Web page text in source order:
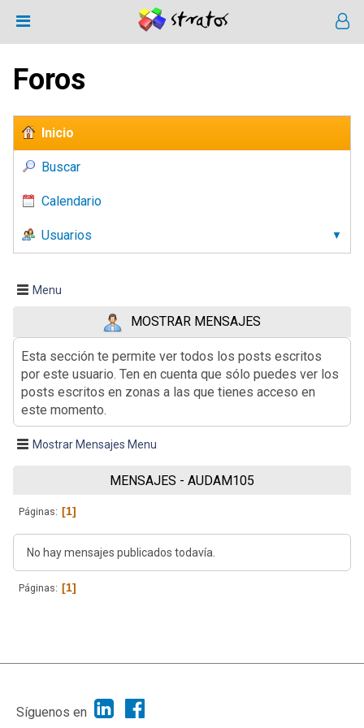
Foros
Inicio
Buscar
Calendario
Usuarios
Menu
MOSTRAR MENSAJES
Esta sección te permite ver todos los posts escritos
por este usuario. Ten en cuenta que sólo puedes ver los
posts escritos en zonas a las que tienes acceso en
este momento.
Mostrar Mensajes Menu
MENSAJES - AUDAM105
Páginas 1
No hay mensajes publicados todavía.
Páginas 1
|
Síguenos en